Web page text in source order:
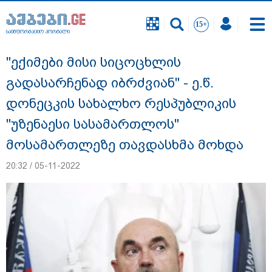
საინფორმაციო პორტალი
"სანაპირო რაიონებში მოსალოდნელია
წვიმა" - გარემოს ეროვნული სააგენტოს
გაფრთხილება: რომელ რეგიონებში უნდა
ველოდოთ ელჭექს, სეტყვასა და ქარის
საინფორმაციო პორტალი
"ექიმები მისი სიცოცხლის
გადასარჩენად იბრძვიან" - ე.წ.
დონეცკის სახალხო რესპუბლიკის
"უზენაესი სასამართლოს"
მოსამართლეზე თავდასხმა მოხდა
20:32 / 05-11-2022